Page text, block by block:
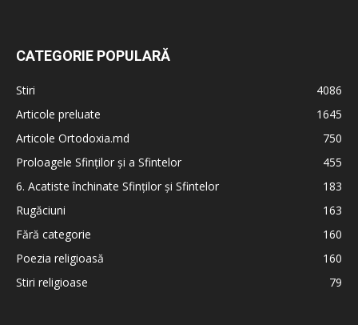
CATEGORIE POPULARĂ
Stiri
4086
Articole preluate
1645
Articole Ortodoxia.md
750
Proloagele Sfinților și a Sfintelor
455
6. Acatiste închinate Sfinților și Sfintelor
183
Rugăciuni
163
Fără categorie
160
Poezia religioasă
160
Stiri religioase
79